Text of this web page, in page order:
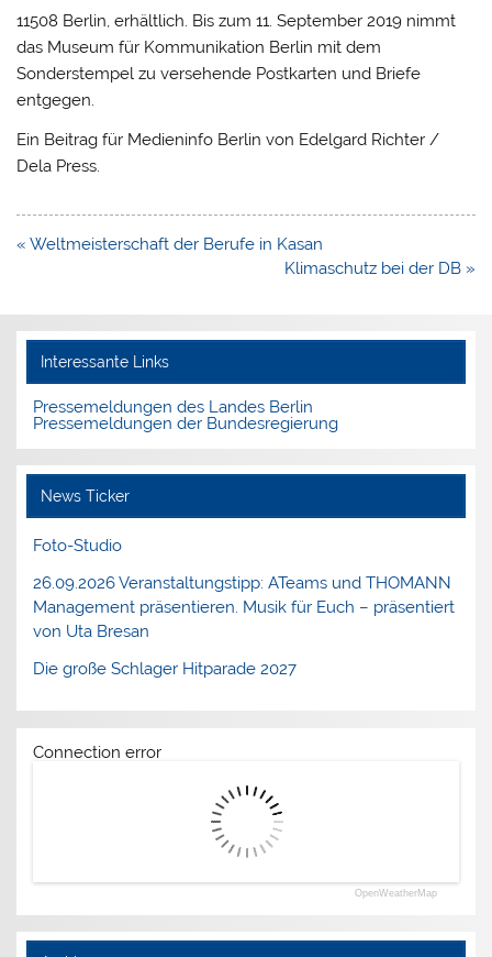
11508 Berlin, erhältlich. Bis zum 11. September 2019 nimmt
das Museum für Kommunikation Berlin mit dem
Sonderstempel zu versehende Postkarten und Briefe
entgegen.
Ein Beitrag für Medieninfo Berlin von Edelgard Richter /
Dela Press.
Beitragsnavigation
« Weltmeisterschaft der Berufe in Kasan
Klimaschutz bei der DB »
Interessante Links
Pressemeldungen des Landes Berlin
Pressemeldungen der Bundesregierung
News Ticker
Foto-Studio
26.09.2026 Veranstaltungstipp: ATeams und THOMANN
Management präsentieren. Musik für Euch – präsentiert
von Uta Bresan
Die große Schlager Hitparade 2027
Connection error
OpenWeatherMap